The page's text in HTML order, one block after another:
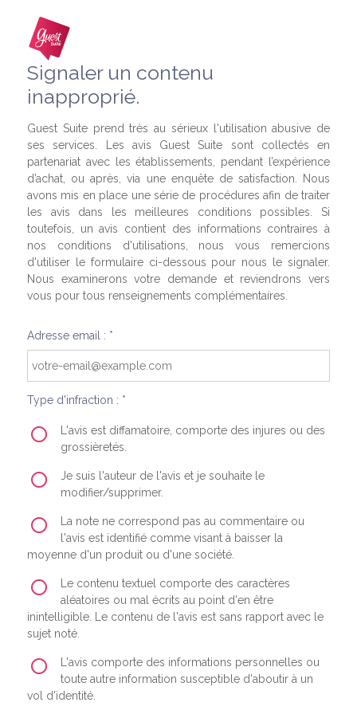
Signaler un contenu
inapproprié.
Guest Suite prend très au sérieux l'utilisation abusive de
ses services. Les avis Guest Suite sont collectés en
partenariat avec les établissements, pendant l’expérience
d’achat, ou après, via une enquête de satisfaction. Nous
avons mis en place une série de procédures afin de traiter
les avis dans les meilleures conditions possibles. Si
toutefois, un avis contient des informations contraires à
nos conditions d'utilisations, nous vous remercions
d'utiliser le formulaire ci-dessous pour nous le signaler.
Nous examinerons votre demande et reviendrons vers
vous pour tous renseignements complémentaires.
Adresse email : *
Type d'infraction : *
L'avis est diffamatoire, comporte des injures ou des
grossièretés.
Je suis l'auteur de l'avis et je souhaite le
modifier/supprimer.
La note ne correspond pas au commentaire ou
l'avis est identifié comme visant à baisser la
moyenne d'un produit ou d'une société.
Le contenu textuel comporte des caractères
aléatoires ou mal écrits au point d'en être
inintelligible. Le contenu de l'avis est sans rapport avec le
sujet noté.
L'avis comporte des informations personnelles ou
toute autre information susceptible d'aboutir à un
vol d'identité.